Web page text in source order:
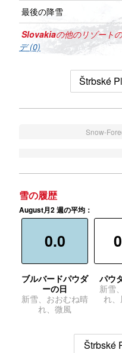
最後の降雪
Slovakiaの他のリゾート
デ (0)
Štrbské
Snow-
雪の履歴
August月2 週の平均：
0.0
ブルバードパウダ
ーの日
新雪、おおむね晴
れ、微風
パウ
新雪
れ、
Štrbské